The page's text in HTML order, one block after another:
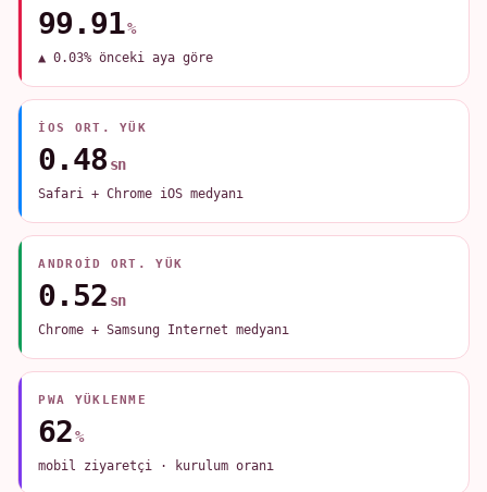
99.91%
▲ 0.03% önceki aya göre
IOS ORT. YÜK
0.48 sn
Safari + Chrome iOS medyanı
ANDROID ORT. YÜK
0.52 sn
Chrome + Samsung Internet medyanı
PWA YÜKLENME
62%
mobil ziyaretçi · kurulum oranı